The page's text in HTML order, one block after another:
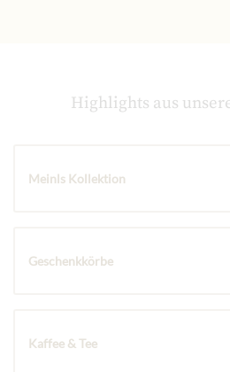
Highlights aus
Meinls Kollektion
Geschenkkörbe
Kaffee & Tee